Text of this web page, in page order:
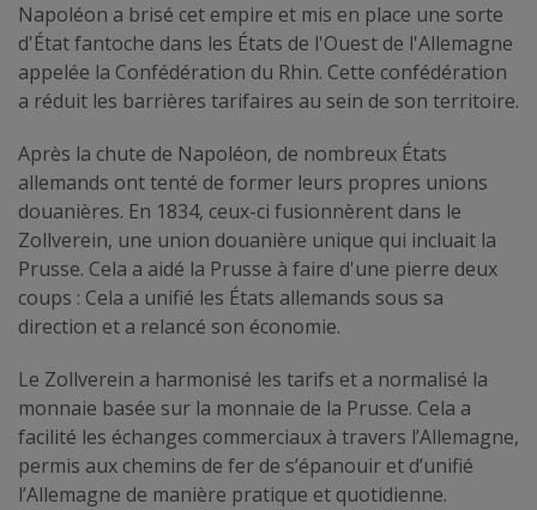
Napoléon a brisé cet empire et mis en place une sorte
d'État fantoche dans les États de l'Ouest de l'Allemagne
appelée la Confédération du Rhin. Cette confédération
a réduit les barrières tarifaires au sein de son territoire.
Après la chute de Napoléon, de nombreux États
allemands ont tenté de former leurs propres unions
douanières. En 1834, ceux-ci fusionnèrent dans le
Zollverein, une union douanière unique qui incluait la
Prusse. Cela a aidé la Prusse à faire d'une pierre deux
coups : Cela a unifié les États allemands sous sa
direction et a relancé son économie.
Le Zollverein a harmonisé les tarifs et a normalisé la
monnaie basée sur la monnaie de la Prusse. Cela a
facilité les échanges commerciaux à travers l’Allemagne,
permis aux chemins de fer de s’épanouir et d’unifié
l’Allemagne de manière pratique et quotidienne.